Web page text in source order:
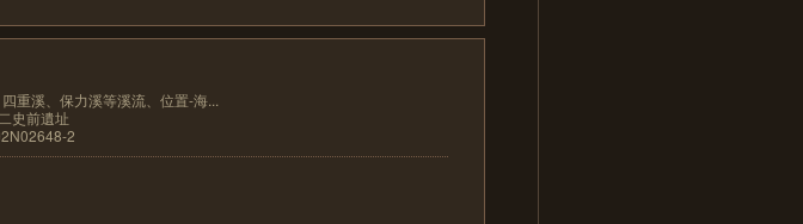
重溪、保力溪等溪流、位置-海...
史前遺址
2